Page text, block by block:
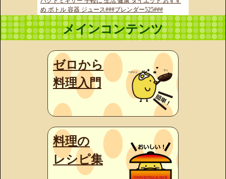
め ボトル 容器 ジュース###ブレンダー525###
メインコンテンツ
ゼロから
料理入門
料理の
レシピ集